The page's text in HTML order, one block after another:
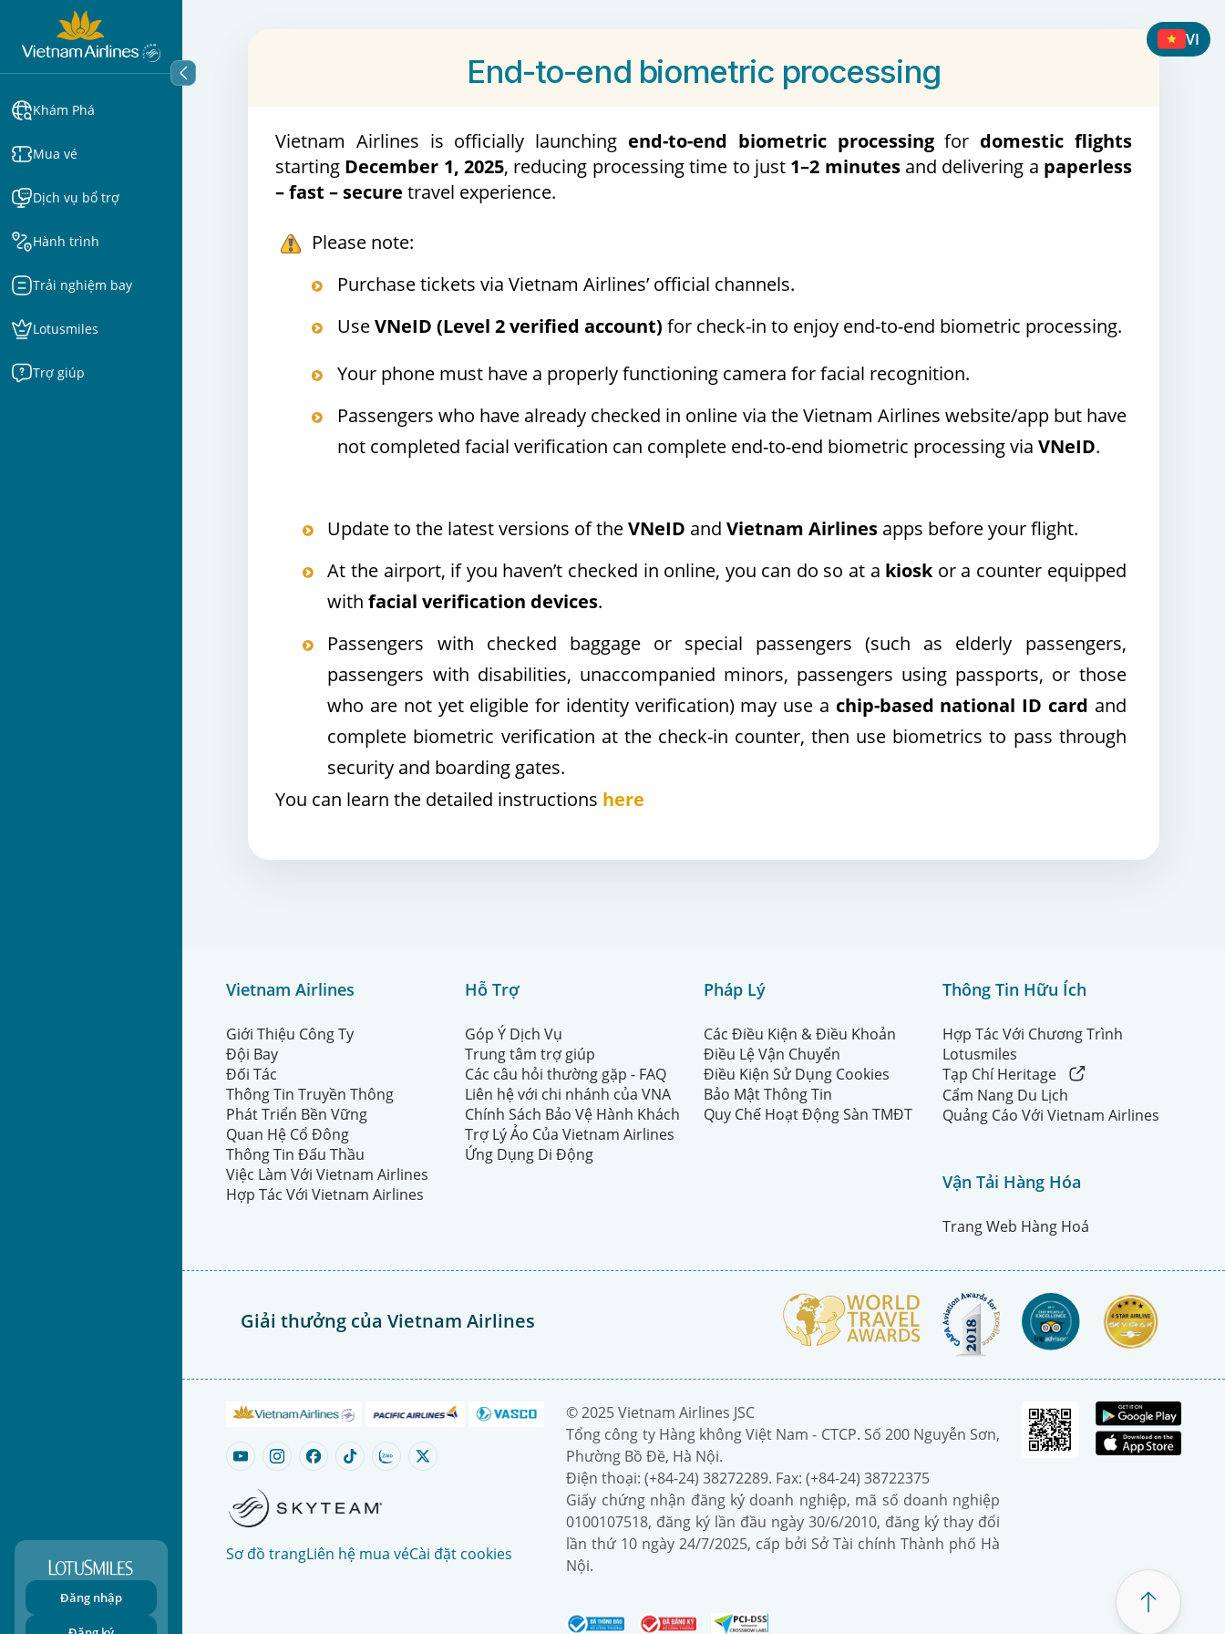
Khám Phá
Mua vé
Dịch vụ bổ trợ
Hành trình
Trải nghiệm bay
Lotusmiles
Trợ giúp
Đăng nhập
VI
End-to-end biometric processing
Vietnam Airlines is officially launching end-to-end biometric processingfor domestic flights
starting December 1, 2025, reducing processing time to just 1–2 minutesand delivering a paperless
– fast – secure travel experience.
Please note:
Purchase tickets via Vietnam Airlines’ official channels.
UseVNeID (Level 2 verified account) for check-in to enjoy end-to-end biometric processing.
Your phone must have a properly functioning camera for facial recognition.
Passengers who have already checked in online via the Vietnam Airlines website/app but have
not completed facial verification can complete end-to-end biometric processing viaVNeID.
Update to the latest versions of theVNeID andVietnam Airlines apps before your flight.
At the airport, if you haven’t checked in online, you can do so at a kioskor a counter equipped
withfacial verification devices.
Passengers with checked baggage or special passengers (such as elderly passengers,
passengers with disabilities, unaccompanied minors, passengers using passports, or those
who are not yet eligible for identity verification) may use a chip-based national ID card and
complete biometric verification at the check-in counter, then use biometrics to pass through
security and boarding gates.
You can learn the detailed instructions here
Vietnam Airlines
Giới Thiệu Công Ty
Đội Bay
Đối Tác
Thông Tin Truyền Thông
Phát Triển Bền Vững
Quan Hệ Cổ Đông
Thông Tin Đấu Thầu
Việc Làm Với Vietnam Airlines
Hợp Tác Với Vietnam Airlines
Hỗ Trợ
Góp Ý Dịch Vụ
Trung tâm trợ giúp
Các câu hỏi thường gặp - FAQ
Liên hệ với chi nhánh của VNA
Chính Sách Bảo Vệ Hành Khách
Trợ Lý Ảo Của Vietnam Airlines
Ứng Dụng Di Động
Pháp Lý
Các Điều Kiện & Điều Khoản
Điều Lệ Vận Chuyển
Điều Kiện Sử Dụng Cookies
Bảo Mật Thông Tin
Quy Chế Hoạt Động Sàn TMĐT
Thông Tin Hữu Ích
Hợp Tác Với Chương Trình
Lotusmiles
Tạp Chí Heritage
Cẩm Nang Du Lịch
Quảng Cáo Với Vietnam Airlines
Vận Tải Hàng Hóa
Trang Web Hàng Hoá
Giải thưởng của Vietnam Airlines
Sơ đồ trangLiên hệ mua véCài đặt cookies
© 2025 Vietnam Airlines JSC
Tổng công ty Hàng không Việt Nam - CTCP. Số 200 Nguyễn Sơn,
Phường Bồ Đề, Hà Nội.
Điện thoại: (+84-24) 38272289. Fax: (+84-24) 38722375
Giấy chứng nhận đăng ký doanh nghiệp, mã số doanh nghiệp
0100107518, đăng ký lần đầu ngày 30/6/2010, đăng ký thay đổi
lần thứ 10 ngày 24/7/2025, cấp bởi Sở Tài chính Thành phố Hà
Nội.